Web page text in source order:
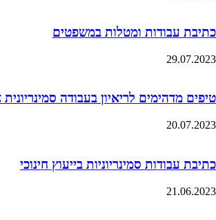
כתיבת עבודות ומטלות במשפטים
29.07.2023
טיפים מדהימים לריאיון בעבודה סמינריונית
20.07.2023
כתיבת עבודות סמינריוניות בייעוץ חינוכי
21.06.2023